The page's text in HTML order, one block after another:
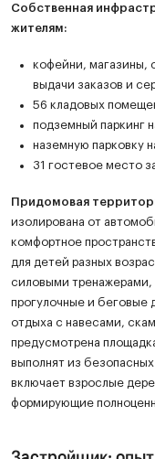
Собственная
жителям:
кофейни, магазины,
выдачи заказов и
56 кладовых
подземный паркинг
наземную парковку
31 гостевое место
Придомовая
изолирована от
комфортное
для детей разных
силовыми тренажерами,
прогулочные и беговые
отдыха с навесами,
предусмотрена
выполнят из
включает взрослые
формирующие